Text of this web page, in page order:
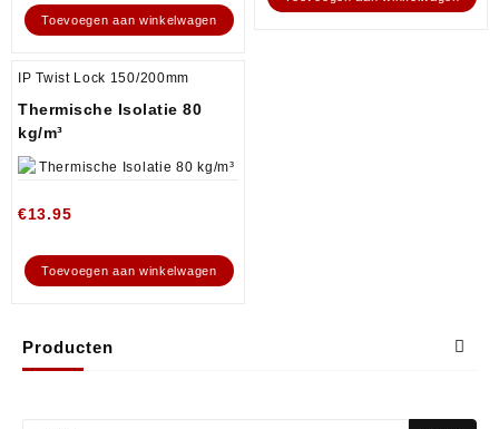
Producten
Toevoegen aan winkelwagen
IP Twist Lock 150/200mm
Thermische Isolatie 80
kg/m³
€13.95
Toevoegen aan winkelwagen